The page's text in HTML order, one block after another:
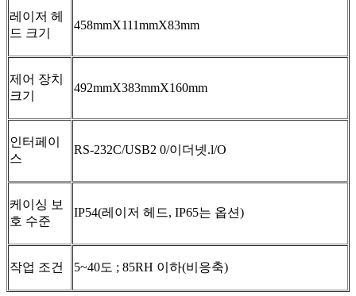
레이저 헤
드 크기
458mmX111mmX83mm
제어 장치
크기
492mmX383mmX160mm
인터페이
스
RS-232C/USB2 0/이더넷.l/O
케이싱 보
호 수준
IP54(레이저 헤드, IP65는 옵션)
작업 조건 5~40도 ; 85RH 이하(비응축)